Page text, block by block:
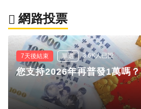
網路投票
7天後結束 單選 3.6K人已投
您支持2026年再普發1萬嗎？